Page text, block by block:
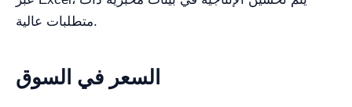
متطلبات عالية.
السعر في السوق